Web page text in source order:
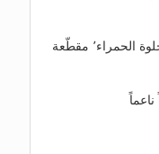
2 وحدة متوسطة أو 200 غ من الفليفلة الحلوة الحمراء٬ مقطّعة